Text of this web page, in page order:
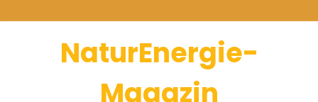
NaturEnergie-
Magazin